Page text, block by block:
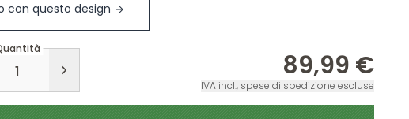
con questo design
89,99 €
IVA incl., spese di spedizione escluse